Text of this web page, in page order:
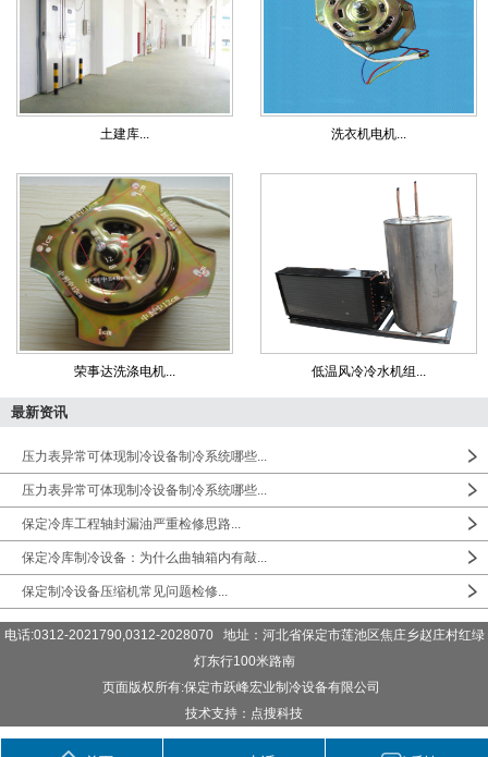
土建库... 洗衣机电机...
荣事达洗涤电机... 低温风冷冷水机组...
最新资讯
压力表异常可体现制冷设备制冷系统哪些...
压力表异常可体现制冷设备制冷系统哪些...
保定冷库工程轴封漏油严重检修思路...
保定冷库制冷设备：为什么曲轴箱内有敲...
保定制冷设备压缩机常见问题检修...
电话:0312-2021790,0312-2028070 地址：河北省保定市莲池区焦庄乡赵庄村红绿
灯东行100米路南
页面版权所有:保定市跃峰宏业制冷设备有限公司
技术支持：点搜科技